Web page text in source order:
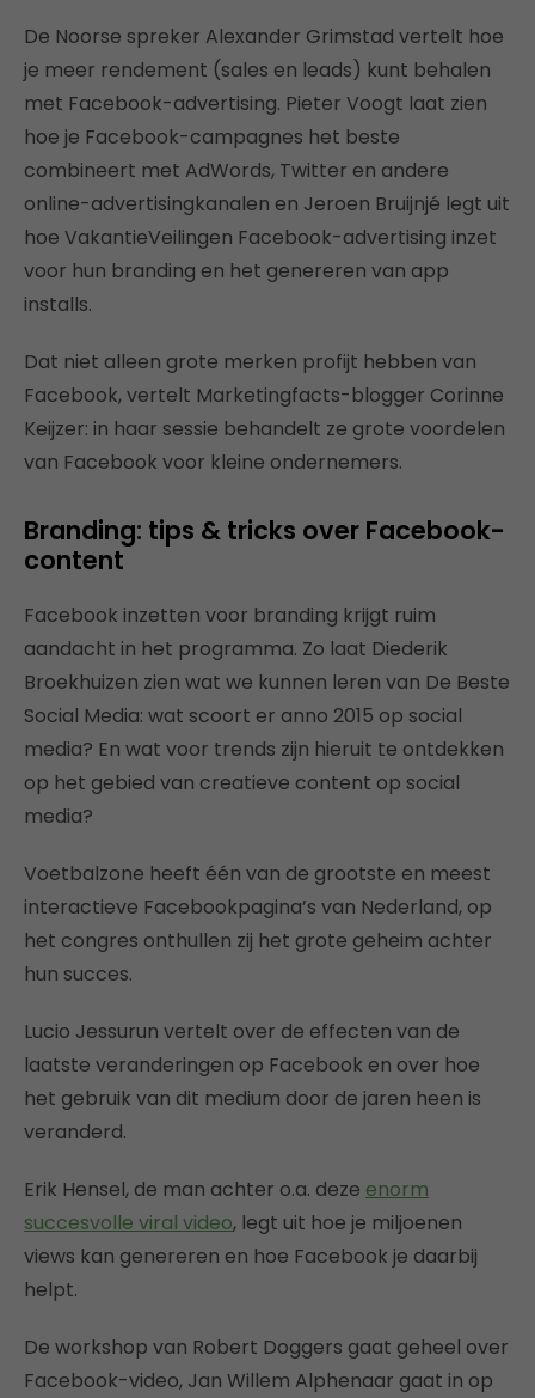
De Noorse spreker Alexander Grimstad vertelt hoe
je meer rendement (sales en leads) kunt behalen
met Facebook-advertising. Pieter Voogt laat zien
hoe je Facebook-campagnes het beste
combineert met AdWords, Twitter en andere
online-advertisingkanalen en Jeroen Bruijnjé legt uit
hoe VakantieVeilingen Facebook-advertising inzet
voor hun branding en het genereren van app
installs.
Dat niet alleen grote merken profijt hebben van
Facebook, vertelt Marketingfacts-blogger Corinne
Keijzer: in haar sessie behandelt ze grote voordelen
van Facebook voor kleine ondernemers.
Branding: tips & tricks over Facebook-
content
Facebook inzetten voor branding krijgt ruim
aandacht in het programma. Zo laat Diederik
Broekhuizen zien wat we kunnen leren van De Beste
Social Media: wat scoort er anno 2015 op social
media? En wat voor trends zijn hieruit te ontdekken
op het gebied van creatieve content op social
media?
Voetbalzone heeft één van de grootste en meest
interactieve Facebookpagina’s van Nederland, op
het congres onthullen zij het grote geheim achter
hun succes.
Lucio Jessurun vertelt over de effecten van de
laatste veranderingen op Facebook en over hoe
het gebruik van dit medium door de jaren heen is
veranderd.
Erik Hensel, de man achter o.a. deze enorm
succesvolle viral video, legt uit hoe je miljoenen
views kan genereren en hoe Facebook je daarbij
helpt.
De workshop van Robert Doggers gaat geheel over
Facebook-video, Jan Willem Alphenaar gaat in op